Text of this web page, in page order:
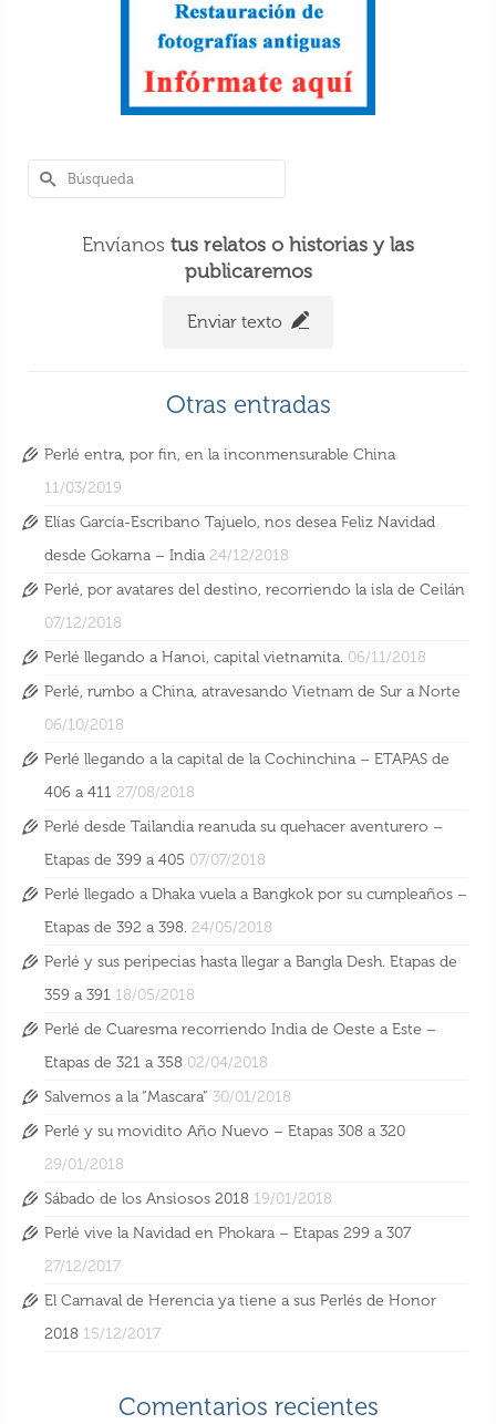
Envíanos tus relatos o historias y las
publicaremos
Enviar texto
Otras entradas
Perlé entra, por fin, en la inconmensurable China
11/03/2019
Elías García-Escribano Tajuelo, nos desea Feliz Navidad
desde Gokarna – India 24/12/2018
Perlé, por avatares del destino, recorriendo la isla de Ceilán
07/12/2018
Perlé llegando a Hanoi, capital vietnamita. 06/11/2018
Perlé, rumbo a China, atravesando Vietnam de Sur a Norte
06/10/2018
Perlé llegando a la capital de la Cochinchina – ETAPAS de
406 a 411 27/08/2018
Perlé desde Tailandia reanuda su quehacer aventurero –
Etapas de 399 a 405 07/07/2018
Perlé llegado a Dhaka vuela a Bangkok por su cumpleaños –
Etapas de 392 a 398. 24/05/2018
Perlé y sus peripecias hasta llegar a Bangla Desh. Etapas de
359 a 391 18/05/2018
Perlé de Cuaresma recorriendo India de Oeste a Este –
Etapas de 321 a 358 02/04/2018
Salvemos a la “Mascara” 30/01/2018
Perlé y su movidito Año Nuevo – Etapas 308 a 320
29/01/2018
Sábado de los Ansiosos 2018 19/01/2018
Perlé vive la Navidad en Phokara – Etapas 299 a 307
27/12/2017
El Carnaval de Herencia ya tiene a sus Perlés de Honor
2018 15/12/2017
Comentarios recientes